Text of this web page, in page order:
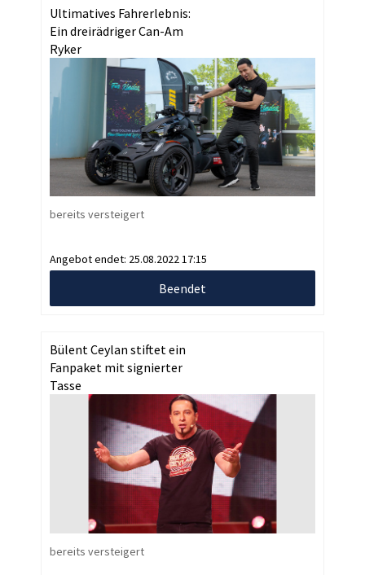
Ultimatives Fahrerlebnis:
Ein dreirädriger Can-Am
Ryker
bereits versteigert
Angebot endet: 25.08.2022 17:15
Beendet
Bülent Ceylan stiftet ein
Fanpaket mit signierter
Tasse
bereits versteigert